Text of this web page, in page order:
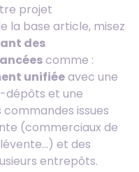
projet
la base article, misez
des
comme :
unifiéeavec une
dépôts et une
issues
(commerciaux de
et des
entrepôts.